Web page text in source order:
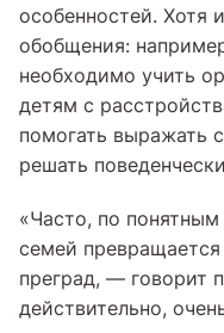
особенностей. Хотя
обобщения:
необходимо учить
детям с
помогать выражать
решать
«Часто, по
семей
преград, — говорит
действительно,